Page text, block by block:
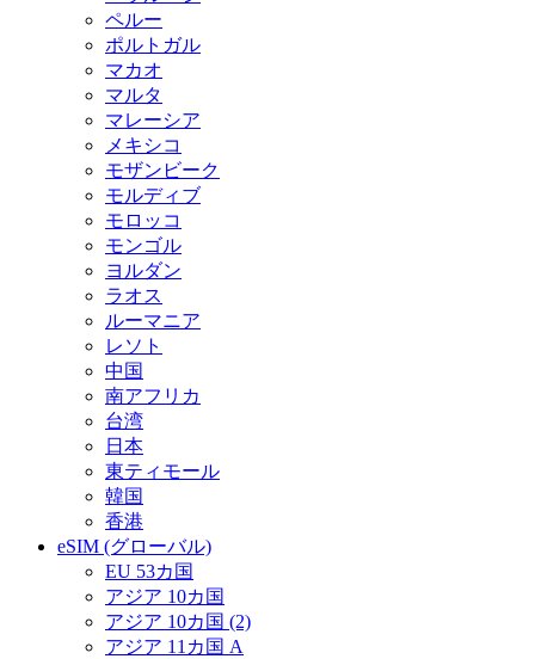
ペルー
ポルトガル
マカオ
マルタ
マレーシア
メキシコ
モザンビーク
モルディブ
モロッコ
モンゴル
ヨルダン
ラオス
ルーマニア
レソト
中国
南アフリカ
台湾
日本
東ティモール
韓国
香港
eSIM (グローバル)
EU 53カ国
アジア 10カ国
アジア 10カ国 (2)
アジア 11カ国 A